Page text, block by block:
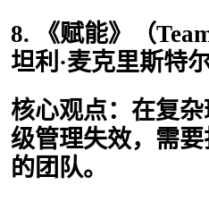
8. 《赋能》（
坦利·麦克里斯特
核心观点：在复
级管理失效，需
的团队。